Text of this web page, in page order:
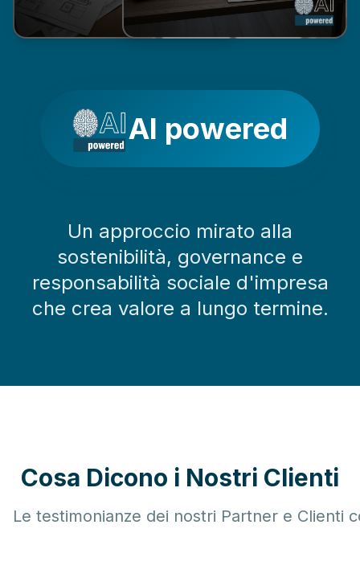
AI powered
Un approccio mirato alla
sostenibilità, governance e
responsabilità sociale d'impresa
che crea valore a lungo termine.
Cosa Dicono i Nostri Clienti
Le testimonianze dei nostri Partner e Clienti